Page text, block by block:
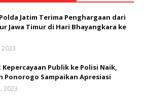
Jatim Terima Penghargaan dari
Jawa Timur di Hari Bhayangkara ke
2023
Publik ke Polisi Naik,
Ponorogo Sampaikan Apresiasi
2023